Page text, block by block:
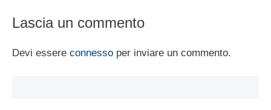
Lascia un commento
Devi essere connesso per inviare un commento.